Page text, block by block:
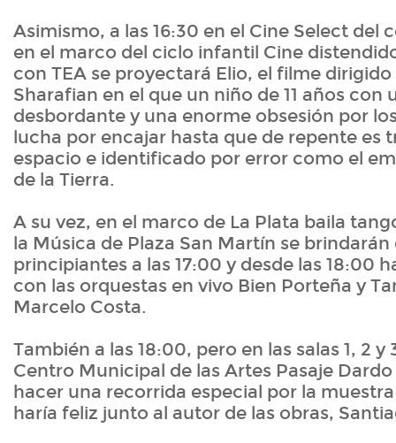
Asimismo, a las 16:30 en el Cine Select del
en el marco del ciclo infantil Cine
con TEA se proyectará Elio, el filme
Sharafian en el que un niño de 11 años con
desbordante y una enorme obsesión por
lucha por encajar hasta que de repente es
espacio e identificado por error como el
de la Tierra.
A su vez, en el marco de La Plata baila
la Música de Plaza San Martín se brindarán
principiantes a las 17:00 y desde las 18:00
con las orquestas en vivo Bien Porteña y
Marcelo Costa.
También a las 18:00, pero en las salas 1, 2 y
Centro Municipal de las Artes Pasaje
hacer una recorrida especial por la
haría feliz junto al autor de las obras,